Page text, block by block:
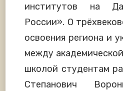
институтов на
России». О
освоения региона и
между
школой студентам
Степанович